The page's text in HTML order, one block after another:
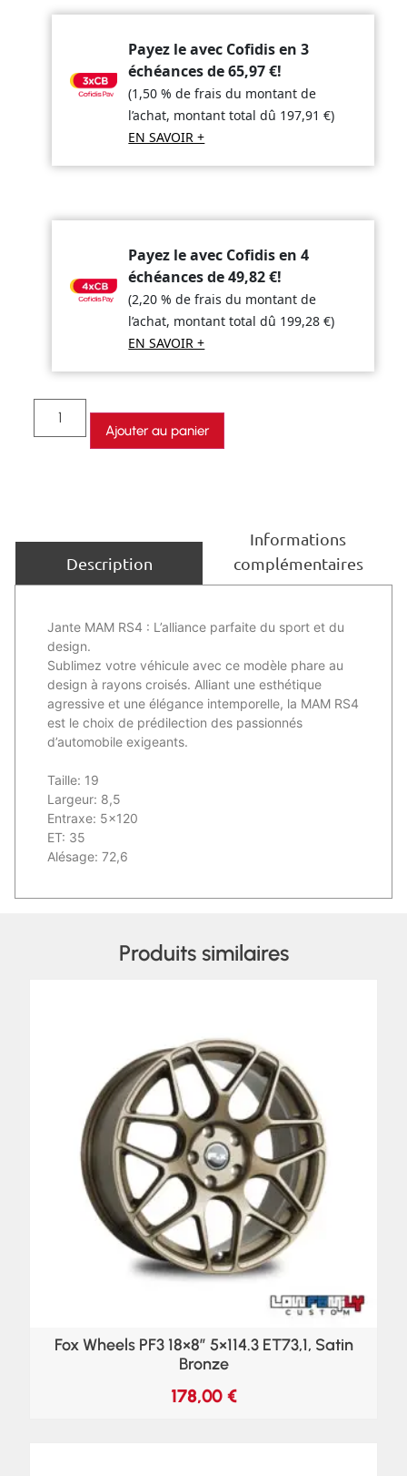
Payez le avec Cofidis en 3
échéances de65,97€!
(1,50 % de frais du montant de
l’achat, montant total dû 197,91€)
EN SAVOIR +
Payez le avec Cofidis en 4
échéances de49,82€!
(2,20 % de frais du montant de
l’achat, montant total dû 199,28€)
EN SAVOIR +
Ajouter au panier
Description
Informations
complémentaires
Jante MAM RS4 : L’alliance parfaite du sport et du
design.
Sublimez votre véhicule avec ce modèle phare au
design à rayons croisés. Alliant une esthétique
agressive et une élégance intemporelle, la MAM RS4
est le choix de prédilection des passionnés
d’automobile exigeants.
Taille: 19
Largeur: 8,5
Entraxe: 5×120
ET: 35
Alésage: 72,6
Produits similaires
Fox Wheels PF3 18×8″ 5×114.3 ET73,1, Satin
Bronze
178,00 €